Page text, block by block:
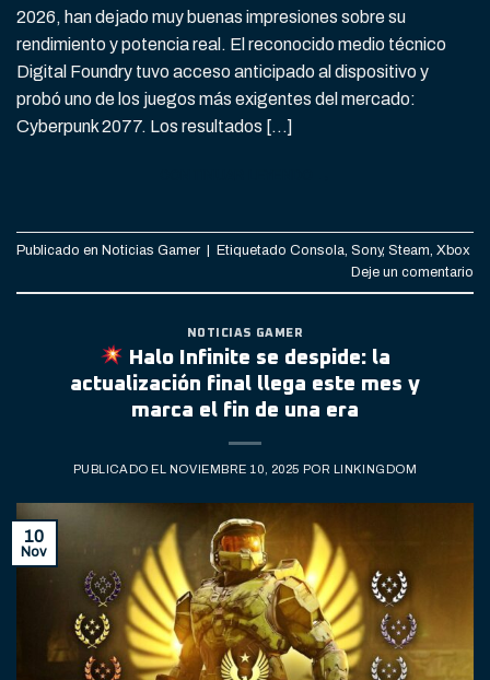
2026, han dejado muy buenas impresiones sobre su
rendimiento y potencia real. El reconocido medio técnico
Digital Foundry tuvo acceso anticipado al dispositivo y
probó uno de los juegos más exigentes del mercado:
Cyberpunk 2077. Los resultados […]
Publicado en Noticias Gamer Etiquetado Consola, Sony, Steam, Xbox
Deje un comentario
NOTICIAS GAMER
Halo Infinite se despide: la
actualización final llega este mes y
marca el fin de una era
PUBLICADO EL NOVIEMBRE 10, 2025 POR LINKINGDOM
10
Nov